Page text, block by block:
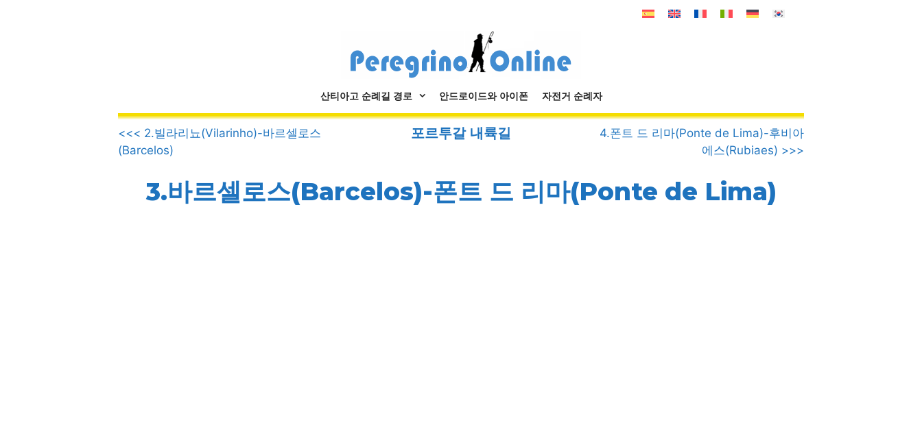
산티아고 순례길 경로 안드로이드와 아이폰 자전거 순례자
.
<<< 2.빌라리뇨(Vilarinho)-바르셀로스
(Barcelos)
포르투갈 내륙길
4.폰트 드 리마(Ponte de Lima)-후비아
에스(Rubiaes) >>>
3.바르셀로스(Barcelos)-폰트 드 리마(Ponte de Lima)